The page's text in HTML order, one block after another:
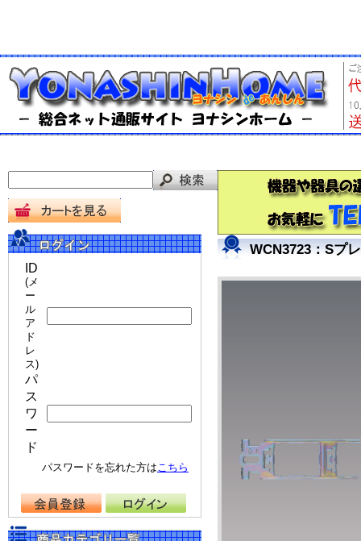
ID
(メ
ー
ル
ア
ド
レ
ス)
パ
ス
ワ
ー
ド
パスワードを忘れた方はこちら
WCN3723：Sプ